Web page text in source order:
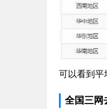
可以看到平
全国三网